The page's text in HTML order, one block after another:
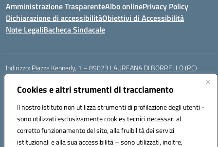
Cookies e altri strumenti di tracciamento
Il nostro Istituto non utilizza strumenti di profilazione degli utenti -
sono utilizzati esclusivamente cookies tecnici necessari al
corretto funzionamento del sito, alla fruibilità dei servizi
istituzionali e alla sua accessibilità – sono utilizzati, inoltre,
Amministrazione TrasparenteAlbo onlinePrivacy Policy
Dichiarazione di accessibilitàObiettivi di Accessibilità
Note LegaliBacheca Sindacale
Indirizzo: Piazza Kennedy, 1 – 89023 LAUREANA DI BORRELLO (RC)
Centralino:
Posta elettronica certificata (PEC):rcic84800t@pec.istruzione.it
Codice fiscale: 82000940807
Codice meccanografico:RCIC84800T
Codice Indice delle Pubbliche Amministrazioni (IPA): istsc_rcic84800t
Codice unico di fatturazione (CUF): UF3A7N